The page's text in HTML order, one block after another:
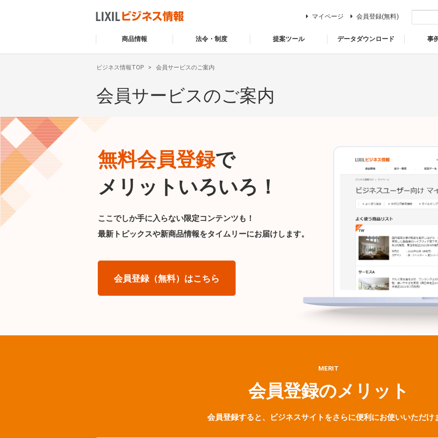
商品情報 法令・制度 提案ツール データダウンロード 事
マイページ 会員登録(無料)
ビジネス情報TOP 会員サービスのご案内
会員サービスのご案内
無料会員登録で
メリットいろいろ！
ここでしか手に入らない限定コンテンツも！
最新トピックスや新商品情報をタイムリーにお届けします。
会員登録（無料）はこちら
MERIT
会員登録のメリット
会員登録すると、ビジネスサイトをさらに便利にお使いいただけ